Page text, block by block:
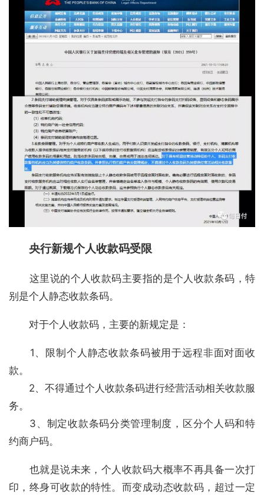
央行新规个人收款码受限
这里说的个人收款码主要指的是个人收款条码，特
别是个人静态收款条码。
对于个人收款码，主要的新规定是：
1、限制个人静态收款条码被用于远程非面对面收
款。
2、不得通过个人收款条码进行经营活动相关收款服
务。
3、制定收款条码分类管理制度，区分个人码和特
约商户码。
也就是说未来，个人收款码大概率不再具备一次打
印，终身可收款的特性。而变成动态收款码，超过一定